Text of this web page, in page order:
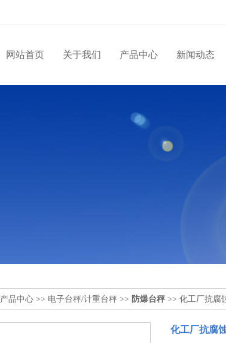
网站首页 关于我们 产品中心 新闻动态
产品中心 >> 电子台秤/计重台秤 >> 防爆台秤 >> 化工厂抗腐
化工厂抗腐